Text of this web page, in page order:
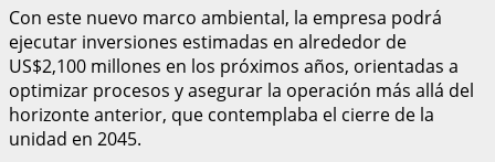
Con este nuevo marco ambiental, la empresa podrá
ejecutar inversiones estimadas en alrededor de
US$2,100 millones en los próximos años, orientadas a
optimizar procesos y asegurar la operación más allá del
horizonte anterior, que contemplaba el cierre de la
unidad en 2045.